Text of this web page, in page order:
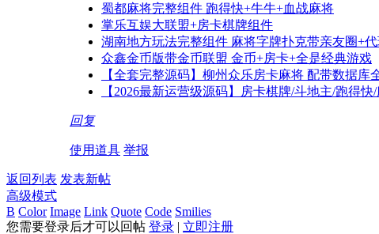
蜀都麻将完整组件 跑得快+牛牛+血战麻将
掌乐互娱大联盟+房卡棋牌组件
湖南地方玩法完整组件 麻将字牌扑克带亲友圈+
众鑫金币版带金币联盟 金币+房卡+全是经典游戏
【全套完整源码】柳州众乐房卡麻将 配带数据
【2026最新运营级源码】房卡棋牌/斗地主/跑得
回复
使用道具 举报
返回列表 发表新帖
高级模式
B Color Image Link Quote Code Smilies
您需要登录后才可以回帖 登录 | 立即注册